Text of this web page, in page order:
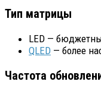
Тип матрицы
LED —
QLED — более
Частота